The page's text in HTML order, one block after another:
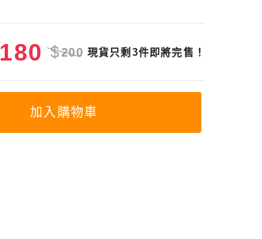
180 $200 現貨只剩3件即將完售！
加入購物車